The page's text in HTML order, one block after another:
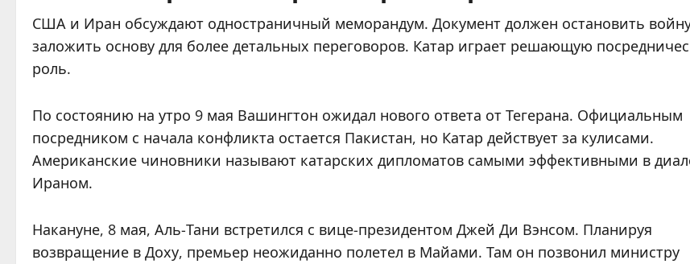
США и Иран обсуждают одностраничный меморандум. Документ должен остановить
заложить основу для более детальных переговоров. Катар играет решающую
роль.
По состоянию на утро 9 мая Вашингтон ожидал нового ответа от Тегерана. Официальным
посредником с начала конфликта остается Пакистан, но Катар действует за кулисами.
Американские чиновники называют катарских дипломатов самыми эффективными в
Ираном.
Накануне, 8 мая, Аль-Тани встретился с вице-президентом Джей Ди Вэнсом. Планируя
возвращение в Доху, премьер неожиданно полетел в Майами. Там он позвонил министру